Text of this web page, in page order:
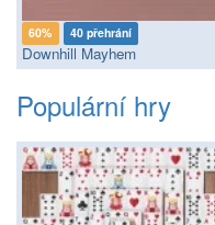
60% 40 přehrání
Downhill Mayhem
Populární hry